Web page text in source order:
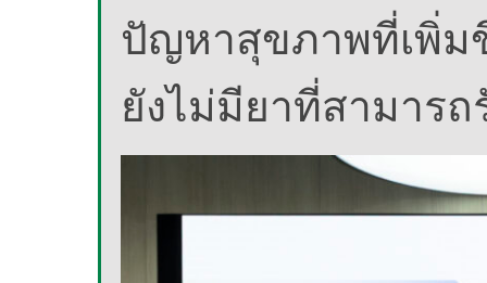
ปัญหาสุขภาพที่เพิ่ม
ยังไม่มียาที่สามาร